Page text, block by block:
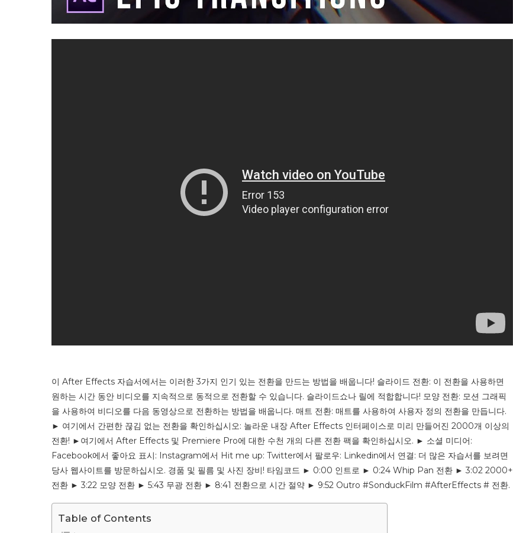
이 After Effects 자습서에서는 이러한 3가지 인기 있는 전환을 만드는 방법을 배웁니다! 슬라이드 전환: 이 전환을 사용하면
원하는 시간 동안 비디오를 지속적으로 동적으로 전환할 수 있습니다. 슬라이드쇼나 릴에 적합합니다! 모양 전환: 모션 그래픽
을 사용하여 비디오를 다음 동영상으로 전환하는 방법을 배웁니다. 매트 전환: 매트를 사용하여 사용자 정의 전환을 만듭니다.
► 여기에서 간편한 끊김 없는 전환을 확인하십시오: 놀라운 내장 After Effects 인터페이스로 미리 만들어진 2000개 이상의
전환! ►여기에서 After Effects 및 Premiere Pro에 대한 수천 개의 다른 전환 팩을 확인하십시오. ► 소셜 미디어:
Facebook에서 좋아요 표시: Instagram에서 Hit me up: Twitter에서 팔로우: Linkedin에서 연결: 더 많은 자습서를 보려면
당사 웹사이트를 방문하십시오. 경품 및 필름 및 사진 장비! 타임코드 ► 0:00 인트로 ► 0:24 Whip Pan 전환 ► 3:02 2000+
전환 ► 3:22 모양 전환 ► 5:43 무광 전환 ► 8:41 전환으로 시간 절약 ► 9:52 Outro #SonduckFilm #AfterEffects # 전환.
Table of Contents